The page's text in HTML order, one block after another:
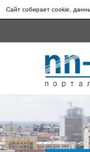
Сайт собирает cookie,